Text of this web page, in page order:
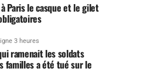
Paris le casque et le gilet
3 heures
ramenait les soldats
familles a été tué sur le